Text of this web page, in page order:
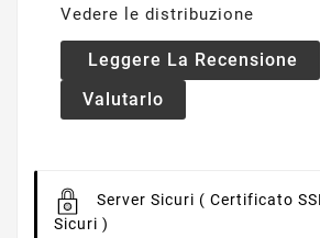
Vedere le distribuzione
Leggere La Recensione
Valutarlo
Server Sicuri ( Certificato
Sicuri )